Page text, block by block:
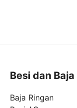
Besi dan Baja
Baja Ringan